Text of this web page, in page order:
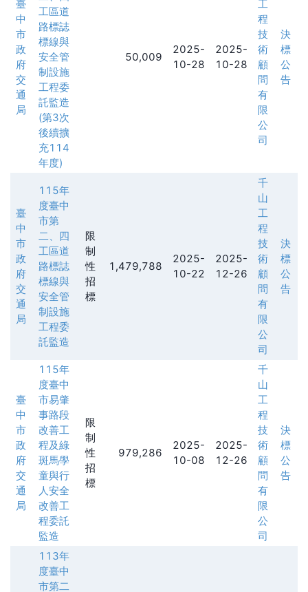
臺
中
市
政
府
交
通
局
工區道
路標誌
標線與
安全管
制設施
工程委
託監造
(第3次
後續擴
充114
年度)
50,009
2025-
10-28
2025-
10-28
工
程
技
術
顧
問
有
限
公
司
決
標
公
告
臺
中
市
政
府
交
通
局
115年
度臺中
市第
二、四
工區道
路標誌
標線與
安全管
制設施
工程委
託監造
限
制
性
招
標
1,479,788
2025-
10-22
2025-
12-26
千
山
工
程
技
術
顧
問
有
限
公
司
決
標
公
告
臺
中
市
政
府
交
通
局
115年
度臺中
市易肇
事路段
改善工
程及綠
斑馬學
童與行
人安全
改善工
程委託
監造
限
制
性
招
標
979,286
2025-
10-08
2025-
12-26
千
山
工
程
技
術
顧
問
有
限
公
司
決
標
公
告
113年
度臺中
市第二